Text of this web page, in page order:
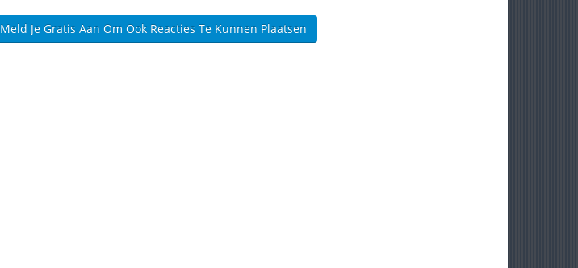
Meld Je Gratis Aan Om Ook Reacties Te Kunnen Plaatsen